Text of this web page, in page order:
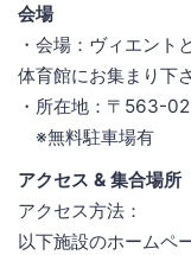
会場
・会場：ヴィエン
体育館にお集まり下
・所在地：〒563-
※無料駐車場有
アクセス & 集合場所
アクセス方法：
以下施設のホームペ